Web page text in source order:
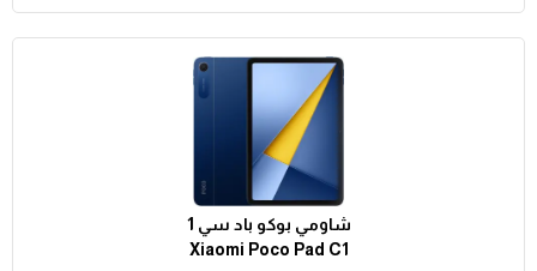
شاومي بوكو باد سي 1
Xiaomi Poco Pad C1